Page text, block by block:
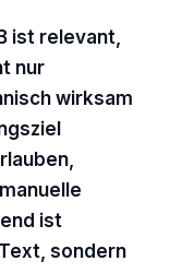
ist relevant,
nur
wirksam
ist
sondern